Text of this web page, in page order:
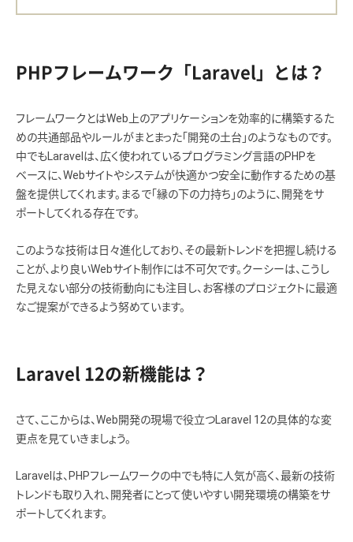
PHPフレームワーク「Laravel」とは？
フレームワークとはWeb上のアプリケーションを効率的に構築するた
めの共通部品やルールがまとまった「開発の土台」のようなものです。
中でもLaravelは、広く使われているプログラミング言語のPHPを
ベースに、Webサイトやシステムが快適かつ安全に動作するための基
盤を提供してくれます。まるで「縁の下の力持ち」のように、開発をサ
ポートしてくれる存在です。
このような技術は日々進化しており、その最新トレンドを把握し続ける
ことが、より良いWebサイト制作には不可欠です。クーシーは、こうし
た見えない部分の技術動向にも注目し、お客様のプロジェクトに最適
なご提案ができるよう努めています。
Laravel 12の新機能は？
さて、ここからは、Web開発の現場で役立つLaravel 12の具体的な変
更点を見ていきましょう。
Laravelは、PHPフレームワークの中でも特に人気が高く、最新の技術
トレンドも取り入れ、開発者にとって使いやすい開発環境の構築をサ
ポートしてくれます。